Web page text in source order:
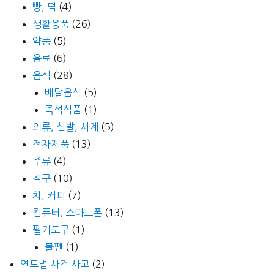
빵, 떡 (4)
생활용품 (26)
약품 (5)
음료 (6)
음식 (28)
배달음식 (5)
즉석식품 (1)
의류, 신발, 시계
(5)
전자제품 (13)
주류 (4)
직구 (10)
차, 커피 (7)
컴퓨터, 스마트폰 (13)
필기도구 (1)
볼펜 (1)
연도별 사건 사고 (2)